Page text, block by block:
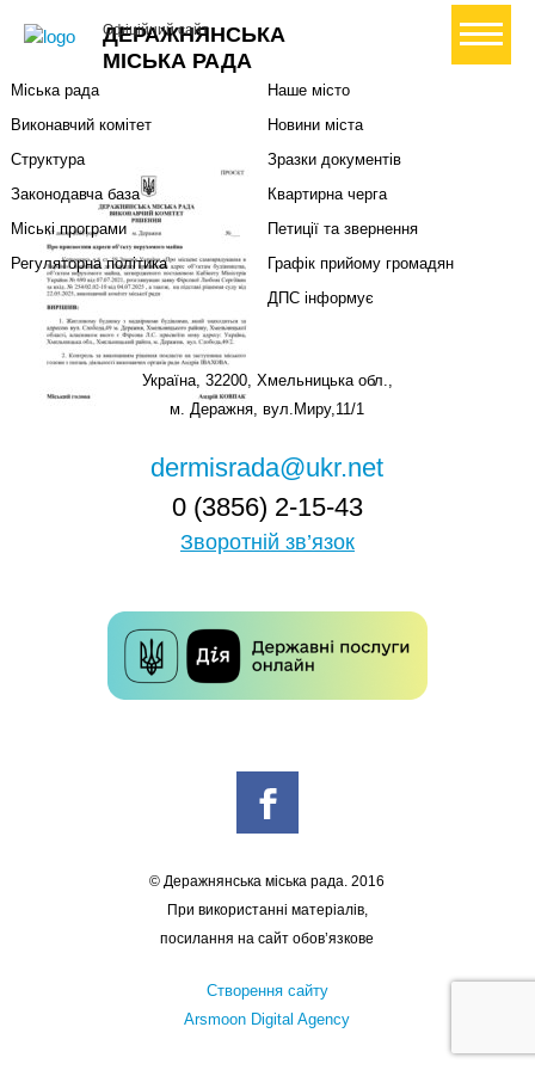
ДЕРАЖНЯНСЬКА
МІСЬКА РАДА
Офіційний сайт+ Створити петицію
Міський голова
Міська рада
Виконавчий комітет
Структура
Законодавча база
Міські програми
Регуляторна політика
Наше місто
Новини міста
Зразки документів
Квартирна черга
Петиції та звернення
Графік прийому громадян
ДПС інформує
Україна, 32200, Хмельницька обл.,
м. Деражня, вул.Миру,11/1
dermisrada@ukr.net
0 (3856) 2-15-43
Зворотній зв’язок
© Деражнянська міська рада. 2016
При використанні матеріалів,
посилання на сайт обов’язкове
Створення сайту
Arsmoon Digital Agency